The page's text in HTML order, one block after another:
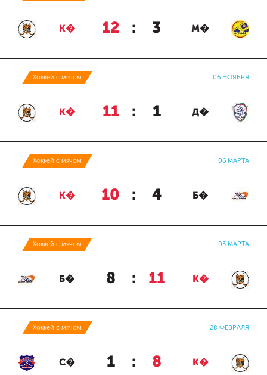
К� 12 : 3 М�
Хоккей с мячом 06 НОЯБРЯ
К� 11 : 1 Д�
Хоккей с мячом 06 МАРТА
К� 10 : 4 Б�
Хоккей с мячом 03 МАРТА
Б� 8 : 11 К�
Хоккей с мячом 28 ФЕВРАЛЯ
С� 1 : 8 К�